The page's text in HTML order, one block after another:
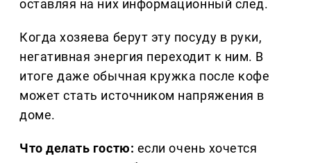
оставляя на них информационный след.
Когда хозяева берут эту посуду в руки,
негативная энергия переходит к ним. В
итоге даже обычная кружка после кофе
может стать источником напряжения в
доме.
Что делать гостю: если очень хочется